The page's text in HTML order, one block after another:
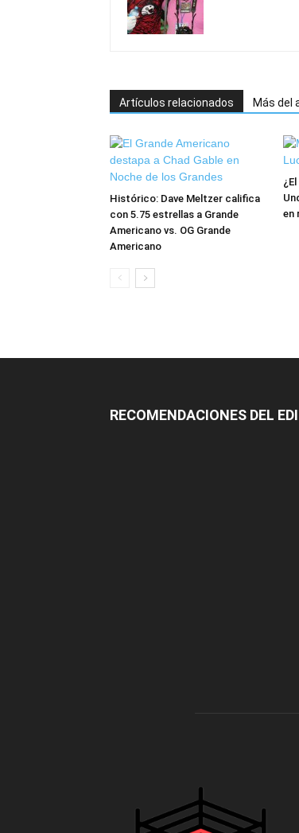
Artículos relacionados Más del
Histórico: Dave Meltzer califica
con 5.75 estrellas a Grande
Americano vs. OG Grande
Americano
en
RECOMENDACIONES DEL